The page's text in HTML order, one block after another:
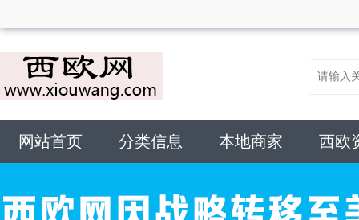
网站首页 分类信息 本地商家 西欧